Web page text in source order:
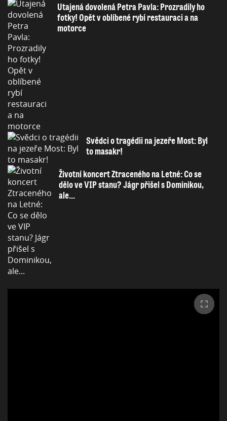
Utajená dovolená Petra Pavla: Prozradily ho
fotky! Opět v oblíbené rybí restauraci a na
motorce
Svědci o tragédii na jezeře Most: Byl
to masakr!
Životní koncert Ztraceného na Letné: Co se
dělo ve VIP stanu? Jágr přišel s Dominikou,
ale...